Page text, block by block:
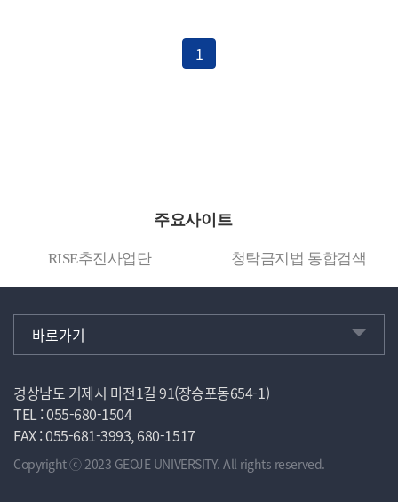
1
주요사이트
RISE추진사업단 청탁금지법 통합검색
바로가기
경상남도 거제시 마전1길 91(장승포동654-1)
TEL : 055-680-1504
FAX : 055-681-3993, 680-1517
Copyright ⓒ 2023 GEOJE UNIVERSITY. All rights reserved.